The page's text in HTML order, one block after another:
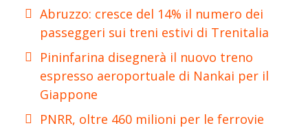
Abruzzo: cresce del 14% il numero dei
passeggeri sui treni estivi di Trenitalia
Pininfarina disegnerà il nuovo treno
espresso aeroportuale di Nankai per il
Giappone
PNRR, oltre 460 milioni per le ferrovie